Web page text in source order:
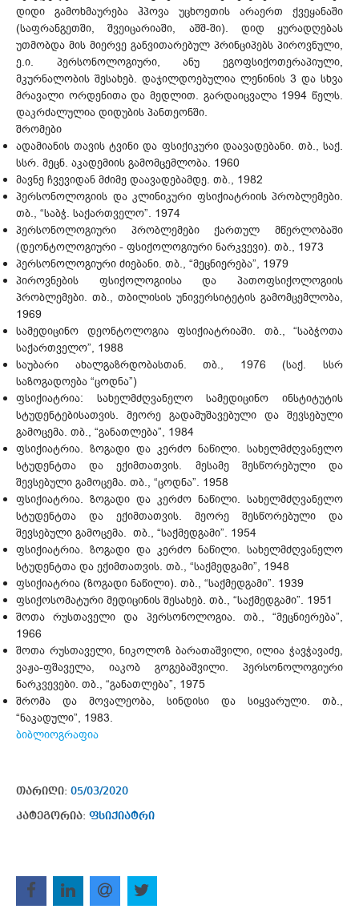
დიდი გამოხმაურება ჰპოვა უცხოეთის არაერთ ქვეყანაში
(საფრანგეთში, შვეიცარიაში, აშშ-ში). დიდ ყურადღებას
უთმობდა მის მიერვე განვითარებულ პრინციპებს პიროვნული,
ე.ი. პერსონოლოგიური, ანუ ეგოფსიქოთერაპიული,
მკურნალობის შესახებ. დაჯილდოებულია ლენინის 3 და სხვა
მრავალი ორდენითა და მედლით. გარდაიცვალა 1994 წელს.
დაკრძალულია დიდუბის პანთეონში.
შრომები
ადამიანის თავის ტვინი და ფსიქიკური დაავადებანი. თბ., საქ.
სსრ. მეცნ. აკადემიის გამომცემლობა. 1960
მავნე ჩვევიდან მძიმე დაავადებამდე. თბ., 1982
პერსონოლოგიის და კლინიკური ფსიქიატრიის პრობლემები.
თბ., “საბჭ. საქართველო”. 1974
პერსონოლოგიური პრობლემები ქართულ მწერლობაში
(დეონტოლოგიური - ფსიქოლოგიური ნარკვევი). თბ., 1973
პერსონოლოგიური ძიებანი. თბ., “მეცნიერება”, 1979
პიროვნების ფსიქოლოგიისა და პათოფსიქოლოგიის
პრობლემები. თბ., თბილისის უნივერსიტეტის გამომცემლობა,
1969
სამედიცინო დეონტოლოგია ფსიქიატრიაში. თბ., “საბჭოთა
საქართველო”, 1988
საუბარი ახალგაზრდობასთან. თბ., 1976 (საქ. სსრ
საზოგადოება “ცოდნა”)
ფსიქიატრია: სახელმძღვანელო სამედიცინო ინსტიტუტის
სტუდენტებისათვის. მეორე გადამუშავებული და შევსებული
გამოცემა. თბ., “განათლება”, 1984
ფსიქიატრია. ზოგადი და კერძო ნაწილი. სახელმძღვანელო
სტუდენტთა და ექიმთათვის. მესამე შესწორებული და
შევსებული გამოცემა. თბ., “ცოდნა”. 1958
ფსიქიატრია. ზოგადი და კერძო ნაწილი. სახელმძღვანელო
სტუდენტთა და ექიმთათვის. მეორე შესწორებული და
შევსებული გამოცემა. თბ., “საქმედგამი”. 1954
ფსიქიატრია. ზოგადი და კერძო ნაწილი. სახელმძღვანელო
სტუდენტთა და ექიმთათვის. თბ., “საქმედგამი”, 1948
ფსიქიატრია (ზოგადი ნაწილი). თბ., “საქმედგამი”. 1939
ფსიქოსომატური მედიცინის შესახებ. თბ., “საქმედგამი”. 1951
შოთა რუსთაველი და პერსონოლოგია. თბ., “მეცნიერება”,
1966
შოთა რუსთაველი, ნიკოლოზ ბარათაშვილი, ილია ჭავჭავაძე,
ვაჟა-ფშაველა, იაკობ გოგებაშვილი. პერსონოლოგიური
ნარკვევები. თბ., “განათლება”, 1975
შრომა და მოვალეობა, სინდისი და სიყვარული. თბ.,
“ნაკადული”, 1983.
ბიბლიოგრაფია
თარიღი: 05/03/2020
კატეგორია: ფსიქიატრი